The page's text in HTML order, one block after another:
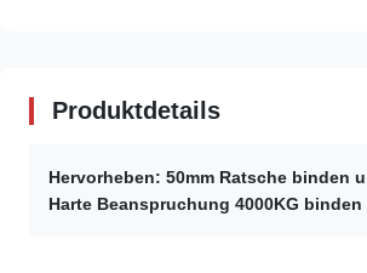
Produktdetails
Hervorheben: 50mm Ratsche binden
Harte Beanspruchung 4000KG